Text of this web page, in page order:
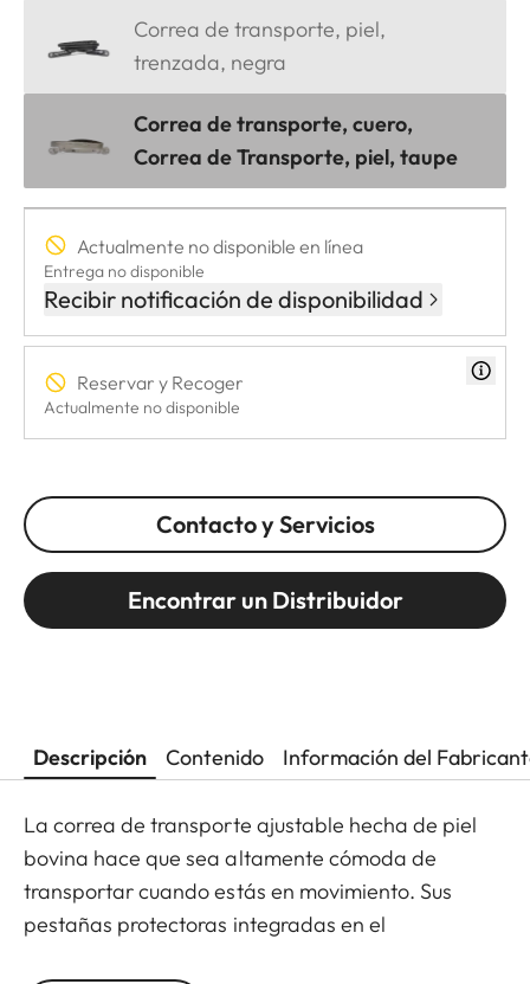
Correa de transporte, piel,
trenzada, negra
Correa de transporte, cuero,
Correa de Transporte, piel, taupe
Actualmente no disponible en línea
Entrega no disponible
Recibir notificación de disponibilidad
Reservar y Recoger
Actualmente no disponible
Contacto y Servicios
Encontrar un Distribuidor
Descripción Contenido Información del
La correa de transporte ajustable hecha de piel
bovina hace que sea altamente cómoda de
transportar cuando estás en movimiento. Sus
pestañas protectoras integradas en el